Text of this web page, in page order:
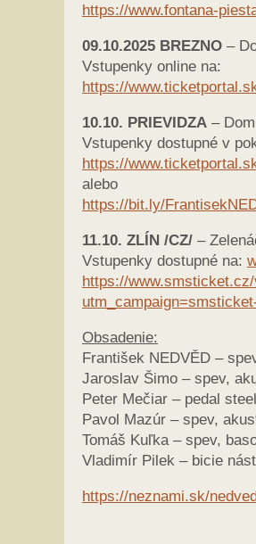
https://www.fontana-
09.10.2025 BREZNO –
Vstupenky online na:
https://
10.10. PRIEVIDZA –
Vstupenky dostupné v
https://
alebo
https://bit.ly/
11.10. ZLÍN /CZ/ –
Vstupenky dostupné na:
https://
Obsadenie:
František NEDVĚD –
Jaroslav Šimo – spev,
Peter Mečiar – pedal
Pavol Mazúr – spev,
Tomáš Kuľka – spev,
Vladimír Pilek – bicie
https://neznami.sk/